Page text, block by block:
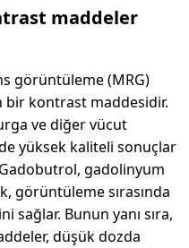
maddeler
görüntüleme (MRG)
bir kontrast maddesidir.
ve diğer vücut
yüksek kaliteli sonuçlar
gadolinyum
görüntüleme sırasında
sağlar. Bunun yanı sıra,
düşük dozda